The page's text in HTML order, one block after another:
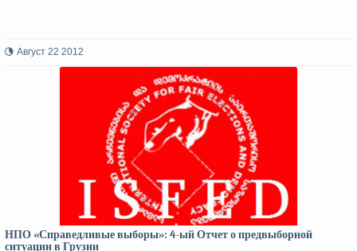
Август 22 2012
НПО «Справедливые выборы»: 4-ый Отчет о предвыборной
ситуации в Грузии